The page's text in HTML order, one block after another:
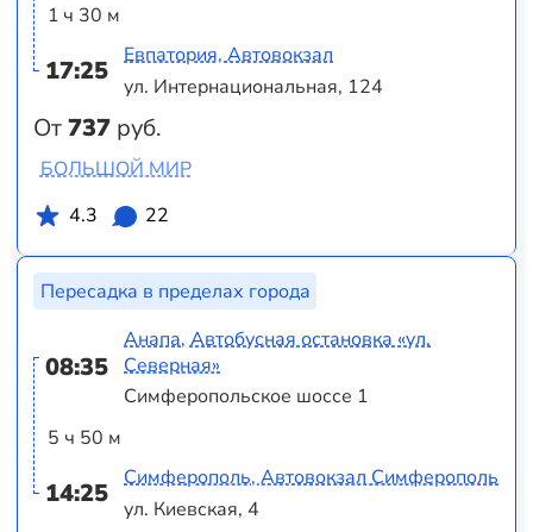
1 ч 30 м
17:25
От737 руб.
Евпатория, Автовокзал
ул. Интернациональная, 124
БОЛЬШОЙ МИР
4.3
22
Пересадка в пределах города
08:35
5 ч 50 м
14:25
Анапа, Автобусная остановка «ул.
Северная»
Симферопольское шоссе 1
Симферополь, Автовокзал Симферополь
ул. Киевская, 4